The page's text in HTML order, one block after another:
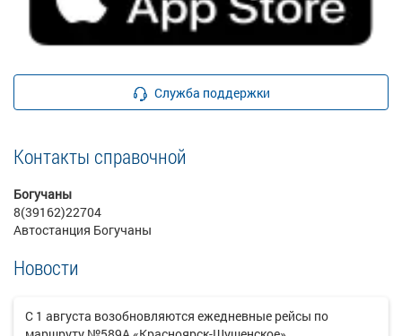
Служба поддержки
Контакты справочной
Богучаны
8(39162)22704
Автостанция Богучаны
Новости
С 1 августа возобновляются ежедневные рейсы по